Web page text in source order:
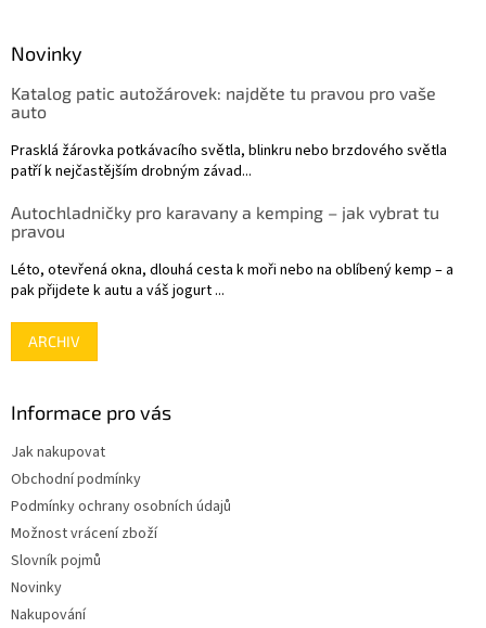
Novinky
Katalog patic autožárovek: najděte tu pravou pro vaše
auto
Prasklá žárovka potkávacího světla, blinkru nebo brzdového světla
patří k nejčastějším drobným závad...
Autochladničky pro karavany a kemping – jak vybrat tu
pravou
Léto, otevřená okna, dlouhá cesta k moři nebo na oblíbený kemp – a
pak přijdete k autu a váš jogurt ...
ARCHIV
Informace pro vás
Jak nakupovat
Obchodní podmínky
Podmínky ochrany osobních údajů
Možnost vrácení zboží
Slovník pojmů
Novinky
Nakupování